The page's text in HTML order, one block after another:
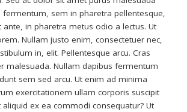
fermentum, sem in pharetra pellentesque,
ante, in pharetra metus odio a lectus. Ut
Nullam justo enim, consectetuer nec,
in, elit. Pellentesque arcu. Cras
malesuada. Nullam dapibus fermentum
sem sed arcu. Ut enim ad minima
exercitationem ullam corporis suscipit
ex ea commodi consequatur? Ut